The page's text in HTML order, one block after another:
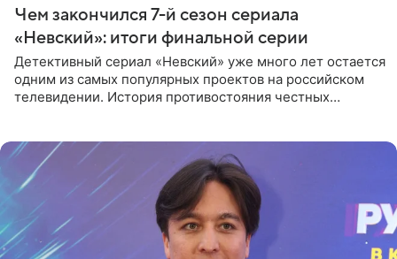
Чем закончился 7-й сезон сериала
«Невский»: итоги финальной серии
Детективный сериал «Невский» уже много лет остается
одним из самых популярных проектов на российском
телевидении. История противостояния честных